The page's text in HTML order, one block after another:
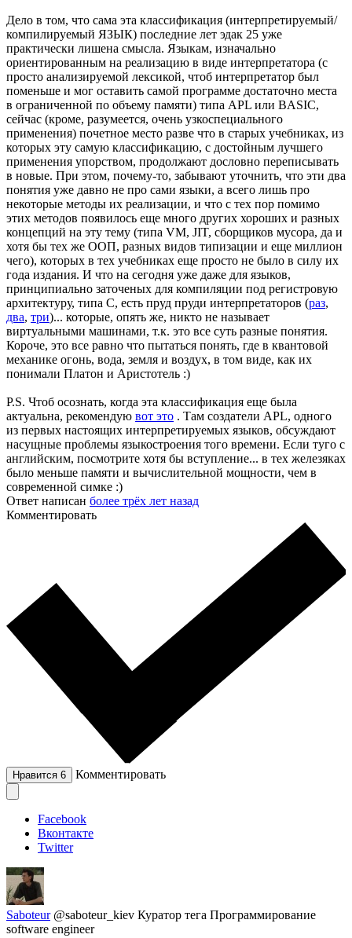
Дело в том, что сама эта классификация (интерпретируемый/
компилируемый ЯЗЫК) последние лет эдак 25 уже
практически лишена смысла. Языкам, изначально
ориентированным на реализацию в виде интерпретатора (с
просто анализируемой лексикой, чтоб интерпретатор был
поменьше и мог оставить самой программе достаточно места
в ограниченной по объему памяти) типа APL или BASIC,
сейчас (кроме, разумеется, очень узкоспециального
применения) почетное место разве что в старых учебниках, из
которых эту самую классификацию, с достойным лучшего
применения упорством, продолжают дословно переписывать
в новые. При этом, почему-то, забывают уточнить, что эти два
понятия уже давно не про сами языки, а всего лишь про
некоторые методы их реализации, и что с тех пор помимо
этих методов появилось еще много других хороших и разных
концепций на эту тему (типа VM, JIT, сборщиков мусора, да и
хотя бы тех же OOП, разных видов типизации и еще миллион
чего), которых в тех учебниках еще просто не было в силу их
года издания. И что на сегодня уже даже для языков,
принципиально заточеных для компиляции под регистровую
архитектуру, типа С, есть пруд пруди интерпретаторов (раз,
два, три)... которые, опять же, никто не называет
виртуальными машинами, т.к. это все суть разные понятия.
Короче, это все равно что пытаться понять, где в квантовой
механике огонь, вода, земля и воздух, в том виде, как их
понимали Платон и Аристотель :)
P.S. Чтоб осознать, когда эта классификация еще была
актуальна, рекомендую вот это . Там создатели APL, одного
из первых настоящих интерпретируемых языков, обсуждают
насущные проблемы языкостроения того времени. Если туго с
английским, посмотрите хотя бы вступление... в тех железяках
было меньше памяти и вычислительной мощности, чем в
современной симке :)
Ответ написан более трёх лет назад
Комментировать
Нравится 6 Комментировать
Facebook
Вконтакте
Twitter
Saboteur @saboteur_kiev Куратор тега Программирование
software engineer